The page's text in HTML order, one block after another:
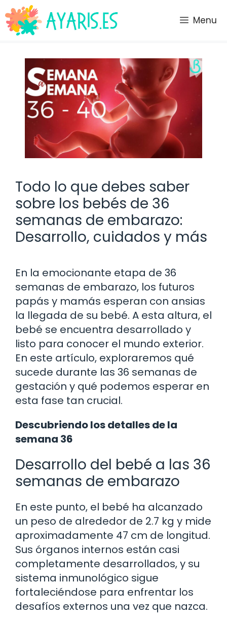
Saltar
al
contenido
Menu
Todo lo que debes saber
sobre los bebés de 36
semanas de embarazo:
Desarrollo, cuidados y más
En la emocionante etapa de 36
semanas de embarazo, los futuros
papás y mamás esperan con ansias
la llegada de su bebé. A esta altura, el
bebé se encuentra desarrollado y
listo para conocer el mundo exterior.
En este artículo, exploraremos qué
sucede durante las 36 semanas de
gestación y qué podemos esperar en
esta fase tan crucial.
Descubriendo los detalles de la
semana 36
Desarrollo del bebé a las 36
semanas de embarazo
En este punto, el bebé ha alcanzado
un peso de alrededor de 2.7 kg y mide
aproximadamente 47 cm de longitud.
Sus órganos internos están casi
completamente desarrollados, y su
sistema inmunológico sigue
fortaleciéndose para enfrentar los
desafíos externos una vez que nazca.